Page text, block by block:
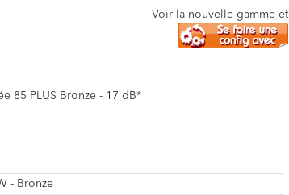
Voir la nouvelle gamme et
85 PLUS Bronze - 17 dB*
- Bronze